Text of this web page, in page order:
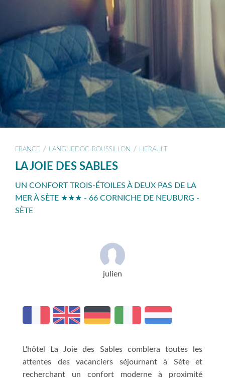
FRANCE / LANGUEDOC-ROUSSILLON / HERAULT
LA JOIE DES SABLES
UN CONFORT TROIS-ÉTOILES À DEUX PAS DE LA
MER À SÈTE ★★★ - 66 CORNICHE DE NEUBURG -
SÈTE
julien
L'hôtel La Joie des Sables comblera toutes les
attentes des vacanciers séjournant à Sète et
recherchant un confort moderne à proximité